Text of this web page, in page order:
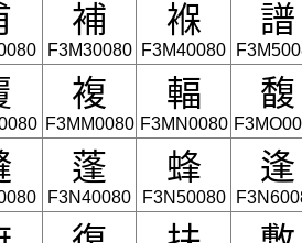
補
F3M30080
褓
F3M40080
譜
複
F3MM0080
輻
F3MN0080
馥
蓬
F3N40080
蜂
F3N50080
逢